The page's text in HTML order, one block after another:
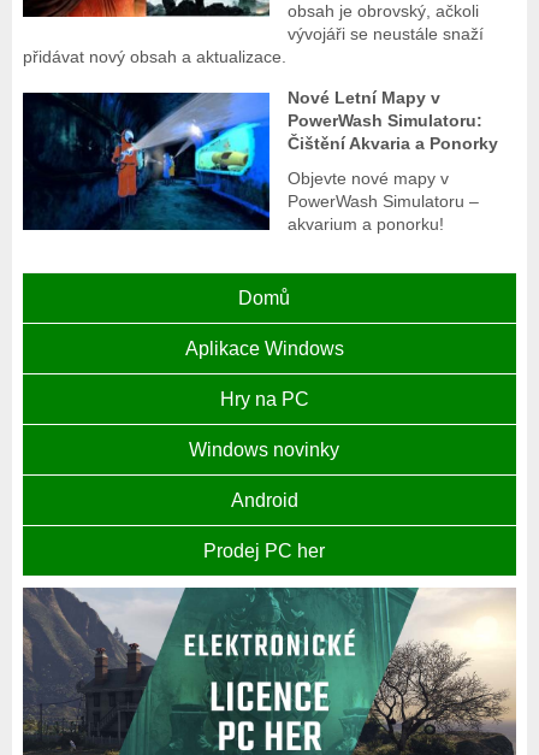
obsah je obrovský, ačkoli
vývojáři se neustále snaží
přidávat nový obsah a aktualizace.
Nové Letní Mapy v
PowerWash Simulatoru:
Čištění Akvaria a Ponorky
Objevte nové mapy v
PowerWash Simulatoru –
akvarium a ponorku!
Domů
Aplikace Windows
Hry na PC
Windows novinky
Android
Prodej PC her